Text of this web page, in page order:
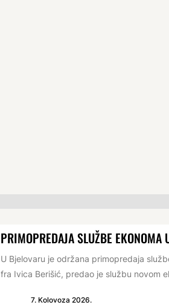
PRIMOPREDAJA SLUŽBE EKONOMA
U Bjelovaru je održana primopredaja
fra Ivica Berišić, predao je službu novom
7. Kolovoza 2026.